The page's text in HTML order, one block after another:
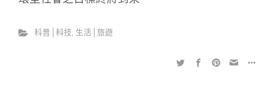
科普│科技, 生活│旅遊